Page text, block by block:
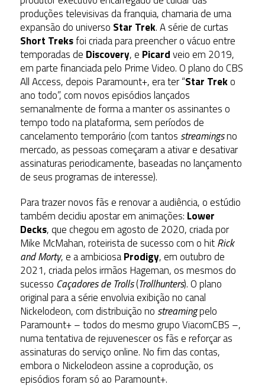
produções televisivas da franquia, chamaria de uma
expansão do universo Star Trek. A série de curtas
Short Treksfoi criada para preencher o vácuo entre
temporadas de Discovery, e Picardveio em 2019,
em parte financiada pelo Prime Video. O plano do CBS
All Access, depois Paramount+, era ter “Star Treko
ano todo”, com novos episódios lançados
semanalmente de forma a manter os assinantes o
tempo todo na plataforma, sem períodos de
cancelamento temporário (com tantos streamingsno
mercado, as pessoas começaram a ativar e desativar
assinaturas periodicamente, baseadas no lançamento
de seus programas de interesse).
Para trazer novos fãs e renovar a audiência, o estúdio
também decidiu apostar em animações: Lower
Decks, que chegou em agosto de 2020, criada por
Mike McMahan, roteirista de sucesso com o hitRick
and Morty, e a ambiciosaProdigy, em outubro de
2021, criada pelos irmãos Hageman, os mesmos do
sucesso Caçadores de Trolls(Trollhunters). O plano
original para a série envolvia exibição no canal
Nickelodeon, com distribuição no streamingpelo
Paramount+ – todos do mesmo grupo ViacomCBS –,
numa tentativa de rejuvenescer os fãs e reforçar as
assinaturas do serviço online. No fim das contas,
embora o Nickelodeon assine a coprodução, os
episódios foram só ao Paramount+.